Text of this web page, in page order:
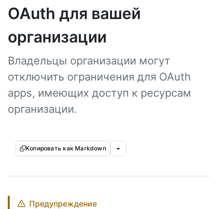
OAuth для вашей
организации
Владельцы организации могут
отключить ограничения для OAuth
apps, имеющих доступ к ресурсам
организации.
Копировать как Markdown
Предупреждение